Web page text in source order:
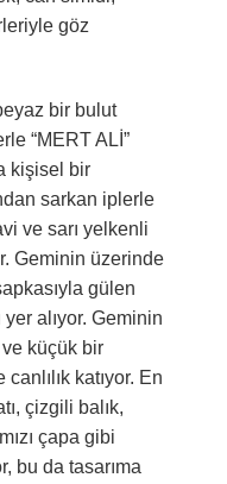
göz
bir bulut
“MERT ALİ”
kişisel bir
sarkan iplerle
ve sarı yelkenli
Geminin üzerinde
gülen
alıyor. Geminin
küçük bir
katıyor. En
çizgili balık,
çapa gibi
bu da tasarıma